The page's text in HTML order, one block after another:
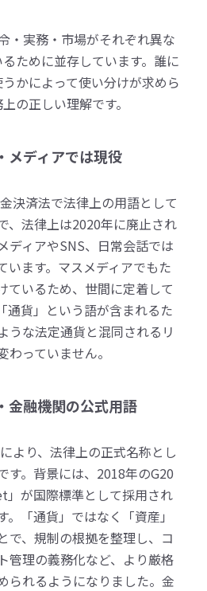
・実務・市場がそれぞれ異な
ために並存しています。誰に
かによって使い分けが求めら
の正しい理解です。
メディアでは現役
決済法で法律上の用語として
、法律上は2020年に廃止され
ディアやSNS、日常会話では
います。マスメディアでもた
ているため、世間に定着して
通貨」という語が含まれるた
うな法定通貨と混同されるリ
わっていません。
金融機関の公式用語
より、法律上の正式名称とし
す。背景には、2018年のG20
」が国際標準として採用され
。「通貨」ではなく「資産」
で、規制の根拠を整理し、コ
管理の義務化など、より厳格
られるようになりました。金